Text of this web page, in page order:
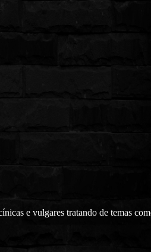
e vulgares tratando de temas